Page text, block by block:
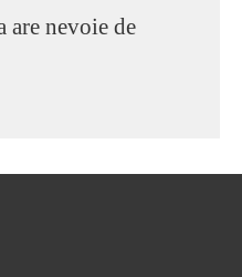
are nevoie de